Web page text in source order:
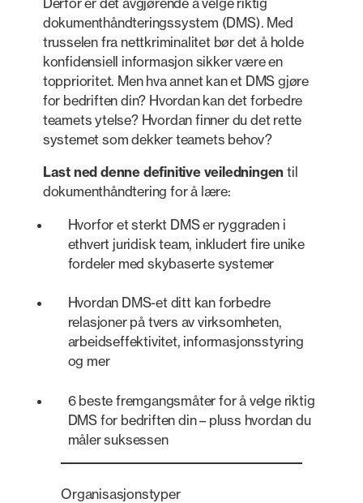
dokumenthåndteringssystem (DMS). Med
trusselen fra nettkriminalitet bør det å holde
konfidensiell informasjon sikker være en
topprioritet. Men hva annet kan et DMS gjøre
for bedriften din? Hvordan kan det forbedre
teamets ytelse? Hvordan finner du det rette
systemet som dekker teamets behov?
Last ned denne definitive veiledningen til
dokumenthåndtering for å lære:
Hvorfor et sterkt DMS er ryggraden i
ethvert juridisk team, inkludert fire unike
fordeler med skybaserte systemer
Hvordan DMS-et ditt kan forbedre
relasjoner på tvers av virksomheten,
arbeidseffektivitet, informasjonsstyring
og mer
6 beste fremgangsmåter for å velge riktig
DMS for bedriften din – pluss hvordan du
måler suksessen
Organisasjonstyper